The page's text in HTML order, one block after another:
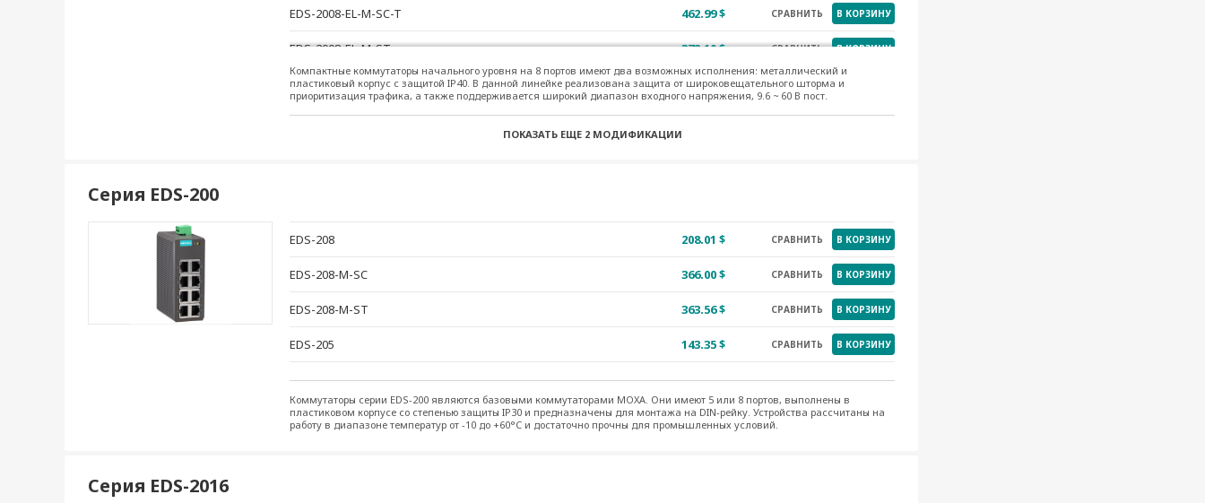
EDS-2008-EL-M-SC-T 462.99 $ СРАВНИТЬ В КОРЗИНУ
EDS-2008-EL-M-ST 372.10 $ СРАВНИТЬ В КОРЗИНУ
EDS-2008-EL-M-ST-T 466.04 $ СРАВНИТЬ В КОРЗИНУ
EDS-2008-EL-T 321.47 $ СРАВНИТЬ В КОРЗИНУ
Компактные коммутаторы начального уровня на 8 портов имеют два возможных исполнения: металлический и
пластиковый корпус с защитой IP40. В данной линейке реализована защита от широковещательного шторма и
приоритизация трафика, а также поддерживается широкий диапазон входного напряжения, 9.6 ~ 60 В пост.
ПОКАЗАТЬ ЕЩЕ2 МОДИФИКАЦИИ
Серия EDS-200
EDS-208 208.01 $ СРАВНИТЬ В КОРЗИНУ
EDS-208-M-SC 366.00 $ СРАВНИТЬ В КОРЗИНУ
EDS-208-M-ST 363.56 $ СРАВНИТЬ В КОРЗИНУ
EDS-205 143.35 $ СРАВНИТЬ В КОРЗИНУ
Коммутаторы серии EDS-200 являются базовыми коммутаторами MOXA. Они имеют 5 или 8 портов, выполнены в
пластиковом корпусе со степенью защиты IP30 и предназначены для монтажа на DIN-рейку. Устройства рассчитаны на
работу в диапазоне температур от -10 до +60°C и достаточно прочны для промышленных условий.
Серия EDS-2016